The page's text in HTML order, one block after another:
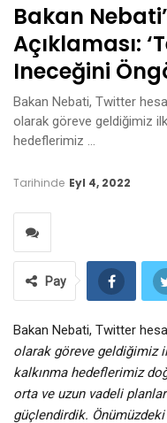
Bakan
Açıklaması:
Ineceğini
Bakan Nebati, Twitter
olarak göreve geldiğimiz
hedeflerimiz …
Tarihinde Eyl 4, 2022
Pay
Bakan Nebati, Twitter
olarak göreve geldiğimiz
kalkınma hedeflerimiz
orta ve uzun vadeli
güçlendirdik. Önümüzdeki